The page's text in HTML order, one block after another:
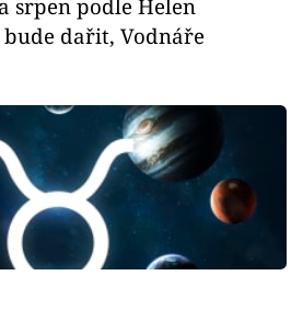
srpen podle Helen
bude dařit, Vodnáře